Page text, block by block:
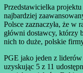
Przedstawicielka
najbardziej
Polsce zaznaczyła, że w
główni dostawcy, którzy
nich to duże, polskie
PGE jako jeden z
uzyskując 5 z 11